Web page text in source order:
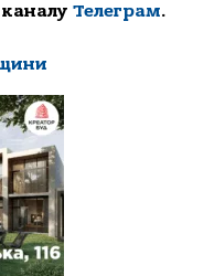
Телеграм.